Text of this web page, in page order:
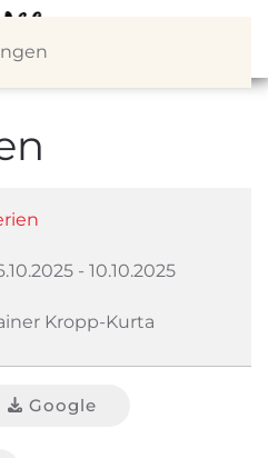
- 10.10.2025
Kropp-Kurta
Google